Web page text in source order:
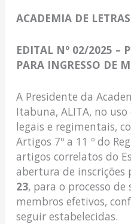
ACADEMIA DE
EDITAL Nº 02/2025 –
PARA INGRESSO DE
A Presidente da
Itabuna, ALITA, no
legais e regimentais,
Artigos 7º a 11 º do
artigos correlatos do
abertura de inscrições
23, para o processo de
membros efetivos,
seguir estabelecidas.